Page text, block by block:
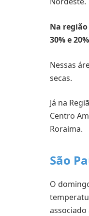
Na
30% e
Nessas
secas.
Já na
Centro
Roraima.
São
O
associado